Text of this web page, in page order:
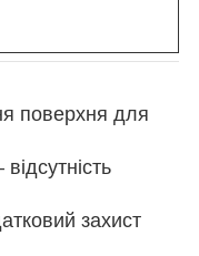
поверхня для
захист